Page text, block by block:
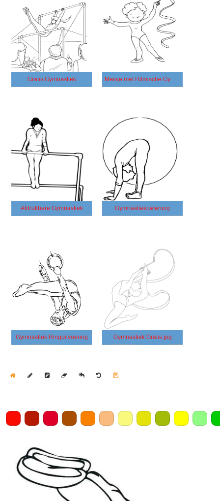
Gratis Gymnastiek Meisje met Ritmische Gymnastiek
Afdrukbare Gymnastiek Gymnastiekoefening
Gymnastiek Ringuitvoering Gymnastiek Gratis jpg